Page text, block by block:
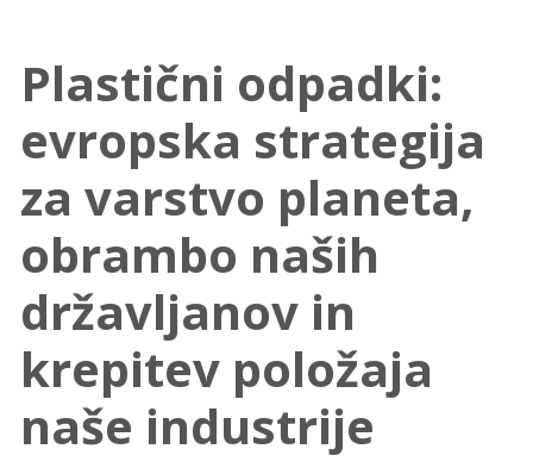
Plastični odpadki:
evropska strategija
za varstvo planeta,
obrambo naših
državljanov in
krepitev položaja
naše industrije